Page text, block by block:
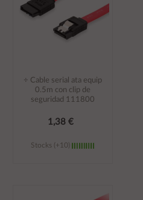
÷ Cable serial ata equip
0.5m con clip de
seguridad 111800
1,38 €
Stocks (+10)